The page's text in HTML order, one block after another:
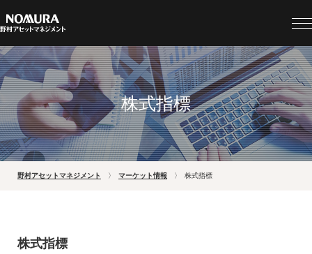
株式指標
野村アセットマネジメント マーケット情報 株式指標